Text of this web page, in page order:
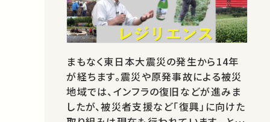
まもなく東日本大震災の発生から14年
が経ちます。震災や原発事故による被災
地域では、インフラの復旧などが進みま
したが、被災者支援など「復興」に向けた